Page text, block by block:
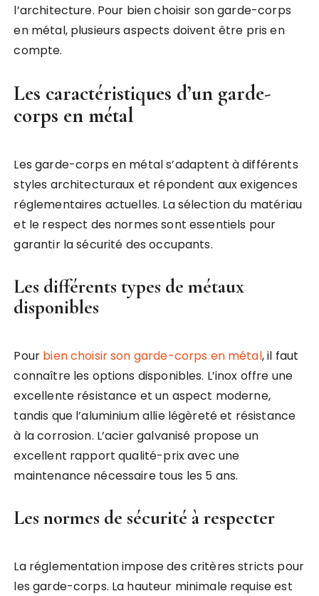
l’architecture. Pour bien choisir son garde-corps
en métal, plusieurs aspects doivent être pris en
compte.
Les caractéristiques d’un garde-
corps en métal
Les garde-corps en métal s’adaptent à différents
styles architecturaux et répondent aux exigences
réglementaires actuelles. La sélection du matériau
et le respect des normes sont essentiels pour
garantir la sécurité des occupants.
Les différents types de métaux
disponibles
Pour bien choisir son garde-corps en métal, il faut
connaître les options disponibles. L’inox offre une
excellente résistance et un aspect moderne,
tandis que l’aluminium allie légèreté et résistance
à la corrosion. L’acier galvanisé propose un
excellent rapport qualité-prix avec une
maintenance nécessaire tous les 5 ans.
Les normes de sécurité à respecter
La réglementation impose des critères stricts pour
les garde-corps. La hauteur minimale requise est